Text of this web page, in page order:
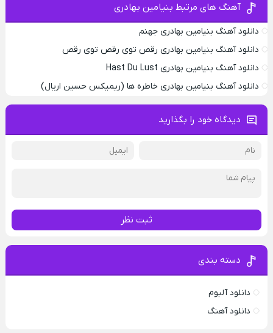
آهنگ های مرتبط بنیامین بهادری
دانلود آهنگ بنیامین بهادری جهنم
دانلود آهنگ بنیامین بهادری رقص توی رقص توی رقص
دانلود آهنگ بنیامین بهادری Hast Du Lust
دانلود آهنگ بنیامین بهادری خاطره ها (ریمیکس حسین اریال)
دیدگاه خود را بگذارید
ثبت نظر
دسته بندی
دانلود آلبوم
دانلود آهنگ